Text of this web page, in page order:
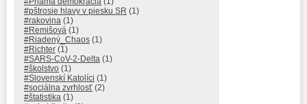
#pštrosie hlavy v piesku SR (1)
#rakovina (1)
#Remišová (1)
#Riadený_Chaos (1)
#Richter (1)
#SARS-CoV-2-Delta (1)
#školstvo (1)
#Slovenskí Katolíci (1)
#sociálna zvrhlosť (2)
#štatistika (1)